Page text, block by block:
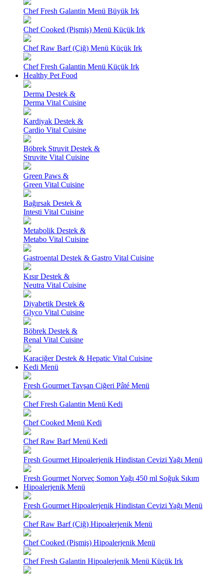
Chef Fresh Galantin Menü Büyük Irk
Chef Cooked (Pişmiş) Menü Küçük Irk
Chef Raw Barf (Çiğ) Menü Küçük Irk
Chef Fresh Galantin Menü Küçük Irk
Healthy Pet Food
Derma Destek &
Derma Vital Cuisine
Kardiyak Destek &
Cardio Vital Cuisine
Böbrek Struvit Destek &
Struvite Vital Cuisine
Green Paws &
Green Vital Cuisine
Bağırsak Destek &
Intesti Vital Cuisine
Metabolik Destek &
Metabo Vital Cuisine
Gastroental Destek & Gastro Vital Cuisine
Kısır Destek &
Neutra Vital Cuisine
Diyabetik Destek &
Glyco Vital Cuisine
Böbrek Destek &
Renal Vital Cuisine
Karaciğer Destek & Hepatic Vital Cuisine
Kedi Menü
Fresh Gourmet Tavşan Ciğeri Pâté Menü
Chef Fresh Galantin Menü Kedi
Chef Cooked Menü Kedi
Chef Raw Barf Menü Kedi
Fresh Gourmet Hipoalerjenik Hindistan Cevizi Yağı Menü
Fresh Gourmet Norveç Somon Yağı 450 ml Soğuk Sıkım
Hipoalerjenik Menü
Fresh Gourmet Hipoalerjenik Hindistan Cevizi Yağı Menü
Chef Raw Barf (Çiğ) Hipoalerjenik Menü
Chef Cooked (Pişmiş) Hipoalerjenik Menü
Chef Fresh Galantin Hipoalerjenik Menü Küçük Irk